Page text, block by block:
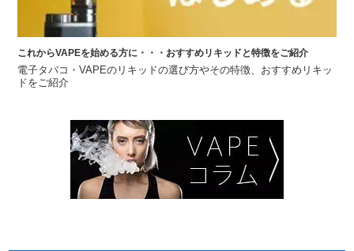
これからVAPEを始める方に・・・おすすめリキッドと特徴をご紹介
電子タバコ・VAPEのリキッドの選び方やその特徴、おすすめリキッ
ドをご紹介